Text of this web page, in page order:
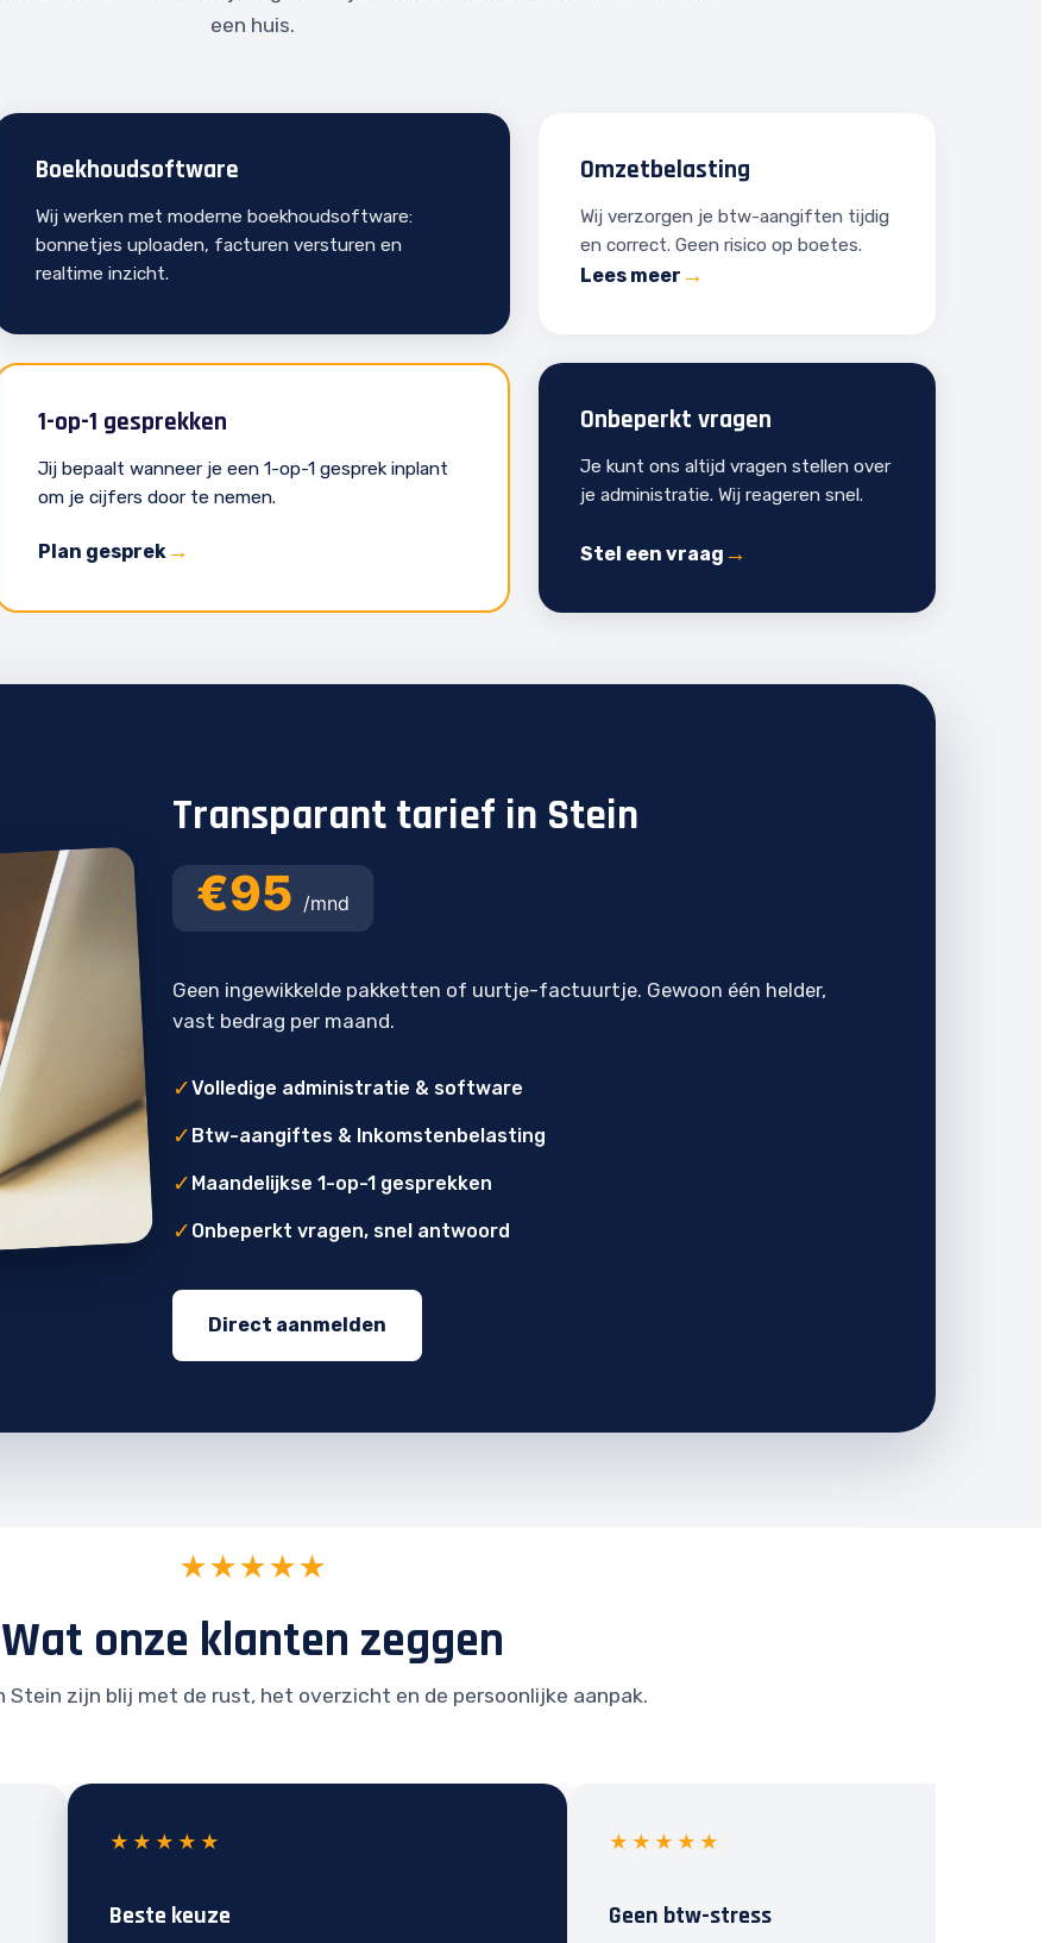
een huis.
Boekhoudsoftware
Wij werken met moderne boekhoudsoftware:
bonnetjes uploaden, facturen versturen en
realtime inzicht.
Omzetbelasting
Wij verzorgen je btw-aangiften tijdig
en correct. Geen risico op boetes.
Lees meer
1-op-1 gesprekken
Jij bepaalt wanneer je een 1-op-1 gesprek inplant
om je cijfers door te nemen.
Plan gesprek
Onbeperkt vragen
Je kunt ons altijd vragen stellen over
je administratie. Wij reageren snel.
Stel een vraag
Transparant tarief in Stein
€95 /mnd
Geen ingewikkelde pakketten of uurtje-factuurtje. Gewoon één helder,
vast bedrag per maand.
✓Volledige administratie & software
✓ Btw-aangiftes & Inkomstenbelasting
✓ Maandelijkse 1-op-1 gesprekken
✓ Onbeperkt vragen, snel antwoord
Direct aanmelden
★★★★★
Wat onze klanten zeggen
Stein zijn blij met de rust, het overzicht en de persoonlijke aanpak.
★★★★★
Beste keuze
★★★★★
Geen btw-stress